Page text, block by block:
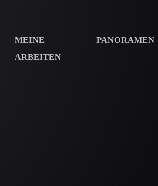
MEINE
ARBEITEN
PANORAMEN